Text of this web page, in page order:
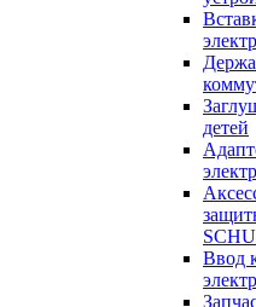
детей
Ввод